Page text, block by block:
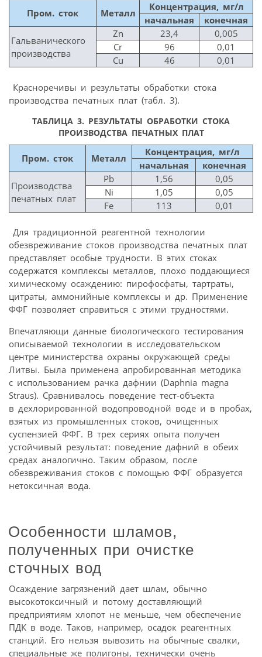
Пром. сток Металл
Концентрация, мг/л
начальная
конечная
Гальванического
производства
Zn 23,4
0,005
Cr
96
0,01
Cu
46 0,01
Красноречивы и результаты обработки стока
производства печатных плат (табл. 3).
ТАБЛИЦА 3. РЕЗУЛЬТАТЫ ОБРАБОТКИ СТОКА
ПРОИЗВОДСТВА ПЕЧАТНЫХ ПЛАТ
Пром. сток Металл
Концентрация, мг/л
начальная
конечная
Производства
печатных плат
Pb 1,56
0,05
Ni
1,05
0,05
Fe
113 0,01
Для традиционной реагентной технологии
обезвреживание стоков производства печатных плат
представляет особые трудности. В этих стоках
содержатся комплексы металлов, плохо поддающиеся
химическому осаждению: пирофосфаты, тартраты,
цитраты, аммонийные комплексы и др. Применение
ФФГ позволяет справиться с этими трудностями.
Впечатляющи данные биологического тестирования
описываемой технологии в исследовательском
центре министерства охраны окружающей среды
Литвы. Была применена апробированная методика
с использованием рачка дафнии (Daphnia magna
Straus). Сравнивалось поведение тест-объекта
в дехлорированной водопроводной воде и в пробах,
взятых из промышленных стоков, очищенных
суспензией ФФГ. В трех сериях опыта получен
устойчивый результат: поведение дафний в обеих
средах аналогично. Таким образом, после
обезвреживания стоков с помощью ФФГ образуется
нетоксичная вода.
Особенности шламов,
полученных при очистке
сточных вод
Осаждение загрязнений дает шлам, обычно
высокотоксичный и потому доставляющий
предприятиям хлопот не меньше, чем обеспечение
ПДК в воде. Таков, например, осадок реагентных
станций. Его нельзя вывозить на обычные свалки,
специальные же полигоны, технически очень